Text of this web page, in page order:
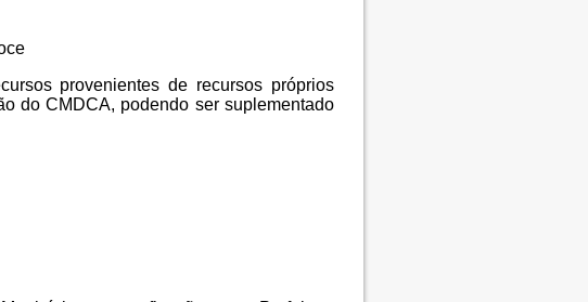
provenientes de recursos próprios
do CMDCA, podendo ser suplementado